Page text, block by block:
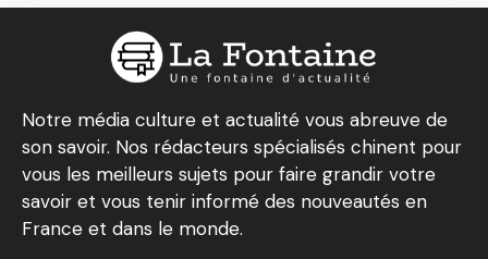
Notre média culture et actualité vous abreuve de
son savoir. Nos rédacteurs spécialisés chinent pour
vous les meilleurs sujets pour faire grandir votre
savoir et vous tenir informé des nouveautés en
France et dans le monde.